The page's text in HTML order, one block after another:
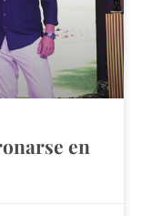
en